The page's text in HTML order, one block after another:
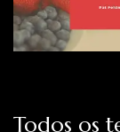
Todos os